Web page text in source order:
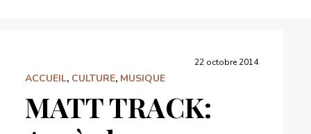
22 octobre 2014
ACCUEIL, CULTURE, MUSIQUE
MATT TRACK: